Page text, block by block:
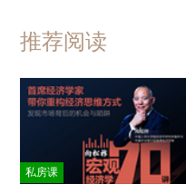
推荐阅读
私房课